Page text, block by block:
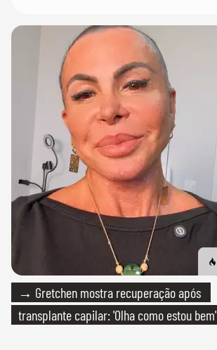
→ Gretchen mostra recuperação após
transplante capilar: 'Olha como estou bem'